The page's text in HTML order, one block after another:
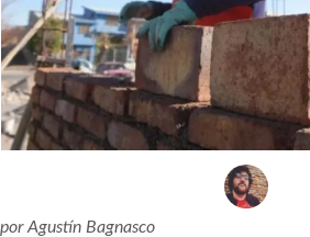
porAgustín Bagnasco